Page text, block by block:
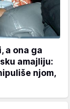
a ona ga
amajliju:
njom,